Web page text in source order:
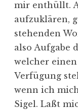
mir enthüllt.
aufzuklären,
stehenden
also Aufgabe
welcher
Verfügung
wenn ich
Sigel. Laßt